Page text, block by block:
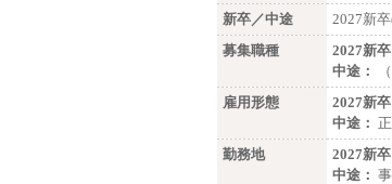
新卒／中途
2027新
募集職種
2027新卒
中途：
雇用形態
2027新卒
中途：
勤務地
2027新卒
中途：